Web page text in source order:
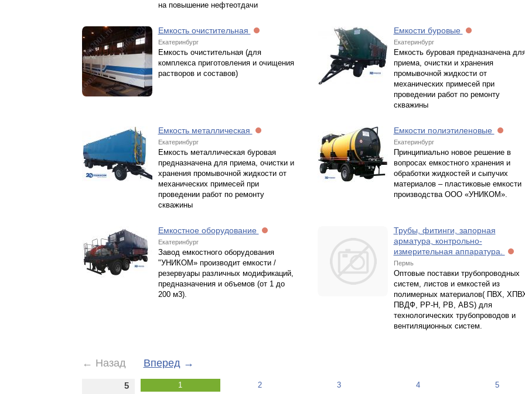
на повышение нефтеотдачи
Емкость очистительная
Екатеринбург
Емкость очистительная (для
комплекса приготовления и очищения
растворов и составов)
Емкости буровые
Екатеринбург
Емкость буровая предназначена
приема, очистки и хранения
промывочной жидкости от
механических примесей при
проведении работ по ремонту
скважины
Емкость металлическая
Екатеринбург
Емкость металлическая буровая
предназначена для приема, очистки и
хранения промывочной жидкости от
механических примесей при
проведении работ по ремонту
скважины
Емкости полиэтиленовые
Екатеринбург
Принципиально новое решение в
вопросах емкостного хранения и
обработки жидкостей и сыпучих
материалов – пластиковые емкости
производства ООО «УНИКОМ».
Емкостное оборудование
Екатеринбург
Завод емкостного оборудования
"УНИКОМ» производит емкости /
резервуары различных модификаций,
предназначения и объемов (от 1 до
200 м3).
Трубы, фитинги, запорная
арматура, контрольно-
измерительная аппаратура.
Пермь
Оптовые поставки трубопроводных
систем, листов и емкостей из
полимерных материалов( ПВХ,
ПВДФ, РР-Н, РВ, ABS) для
технологических трубопроводов и
вентиляционных систем.
← Назад Вперед→
5 1 2 3 4 5